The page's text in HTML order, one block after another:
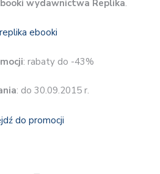
wydawnictwa Replika.
: rabaty do -43%
: do 30.09.2015 r.
do promocji